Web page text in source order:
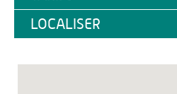
LOCALISER